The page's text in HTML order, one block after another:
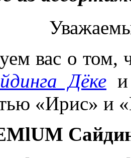
вас о том,
Дёке
«Ирис» и